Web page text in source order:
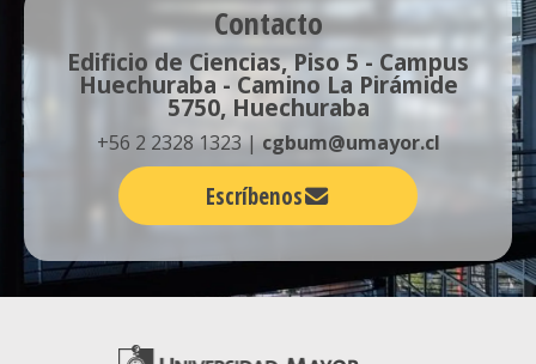
Contacto
Edificio de Ciencias, Piso 5 - Campus
Huechuraba - Camino La Pirámide
5750, Huechuraba
+56 2 2328 1323 |cgbum@umayor.cl
Escríbenos